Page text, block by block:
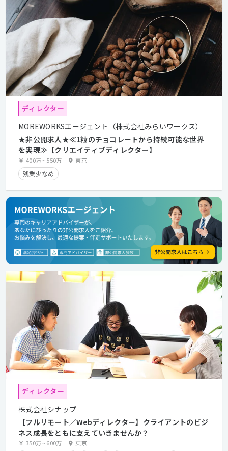
ディレクター
MOREWORKSエージェント（株式会社みらいワークス）
★非公開求人★≪1粒のチョコレートから持続可能な世界
を実現≫【クリエイティブディレクター】
400万~550万 東京
残業少なめ
ディレクター
株式会社シナップ
【フルリモート／Webディレクター】クライアントのビジ
ネス成長をともに支えていきませんか？
350万~600万 東京